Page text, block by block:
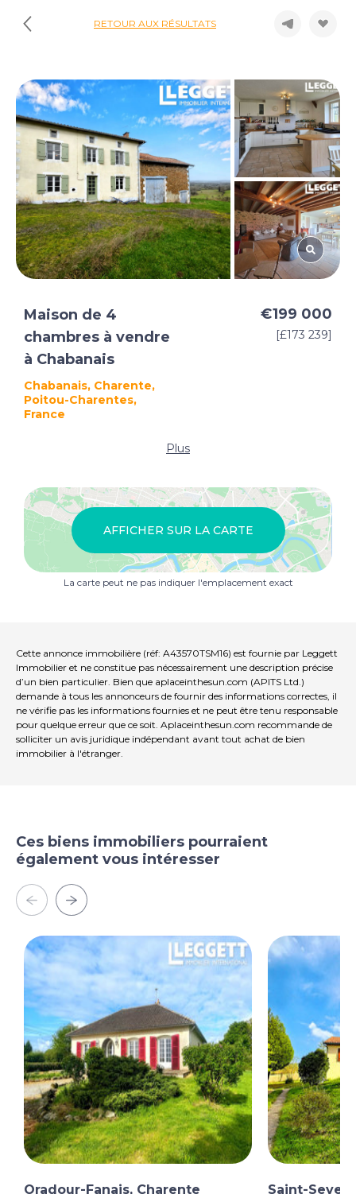
RETOUR AUX RÉSULTATS
Maison de 4
chambres à vendre
à Chabanais
Chabanais, Charente,
Poitou-Charentes,
France
€199 000
[£173 239]
Plus
AFFICHER SUR LA CARTE
La carte peut ne pas indiquer l'emplacement exact
Cette annonce immobilière (réf: A43570TSM16) est fournie par Leggett
Immobilier et ne constitue pas nécessairement une description précise
d’un bien particulier. Bien que aplaceinthesun.com (APITS Ltd.)
demande à tous les annonceurs de fournir des informations correctes, il
ne vérifie pas les informations fournies et ne peut être tenu responsable
pour quelque erreur que ce soit. Aplaceinthesun.com recommande de
solliciter un avis juridique indépendant avant tout achat de bien
immobilier à l'étranger.
Ces biens immobiliers pourraient
également vous intéresser
Oradour-Fanais, Charente
Saint-